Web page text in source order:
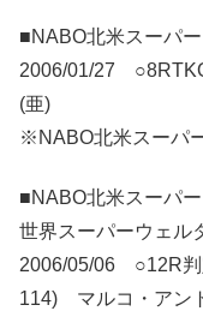
■NABO北米スーパ
2006/01/27
(亜)
※NABO北米スーパ
■NABO北米スーパ
世界スーパーウェル
2006/05/06 ○12R判
114) マルコ・アン